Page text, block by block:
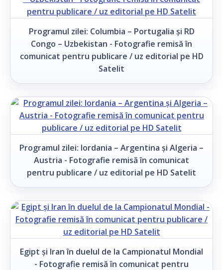
Programul zilei: Columbia – Portugalia și RD
Congo – Uzbekistan - Fotografie remisă în
comunicat pentru publicare / uz editorial pe HD
Satelit
Programul zilei: Iordania – Argentina și Algeria –
Austria - Fotografie remisă în comunicat
pentru publicare / uz editorial pe HD Satelit
Egipt și Iran în duelul de la Campionatul Mondial
- Fotografie remisă în comunicat pentru